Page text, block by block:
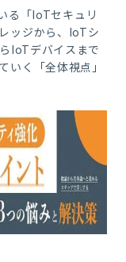
る「IoTセキュリ
ッジから、IoTシ
IoTデバイスまで
いく「全体視点」